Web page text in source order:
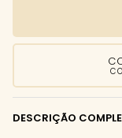
DESCRIÇÃO